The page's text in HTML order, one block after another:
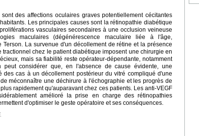
des affections oculaires graves potentiellement cécitantes
Les principales causes sont la rétinopathie diabétique
vasculaires secondaires à une occlusion veineuse
maculaires (dégénérescence maculaire liée à l'âge,
La survenue d'un décollement de rétine et la présence
chez le patient diabétique imposent une chirurgie en
mais sa fiabilité reste opérateur-dépendante, notamment
considérer que, en l'absence de cause évidente, une
cas à un décollement postérieur du vitré compliqué d'une
méconnaître une déchirure à l'échographie et les progrès de
rapidement qu'auparavant chez ces patients. Les anti-VEGF
amélioré la prise en charge des rétinopathies
d'optimiser le geste opératoire et ses conséquences.